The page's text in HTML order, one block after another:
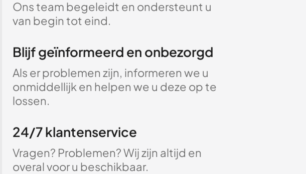
Ons team begeleidt en ondersteunt u
van begin tot eind.
Blijf geïnformeerd en onbezorgd
Als er problemen zijn, informeren we u
onmiddellijk en helpen we u deze op te
lossen.
24/7 klantenservice
Vragen? Problemen? Wij zijn altijd en
overal voor u beschikbaar.